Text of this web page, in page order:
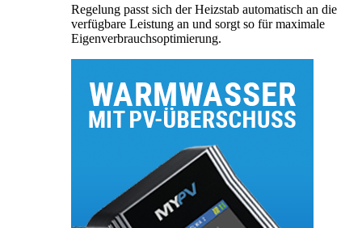
Regelung passt sich der Heizstab automatisch an die
verfügbare Leistung an und sorgt so für maximale
Eigenverbrauchsoptimierung.